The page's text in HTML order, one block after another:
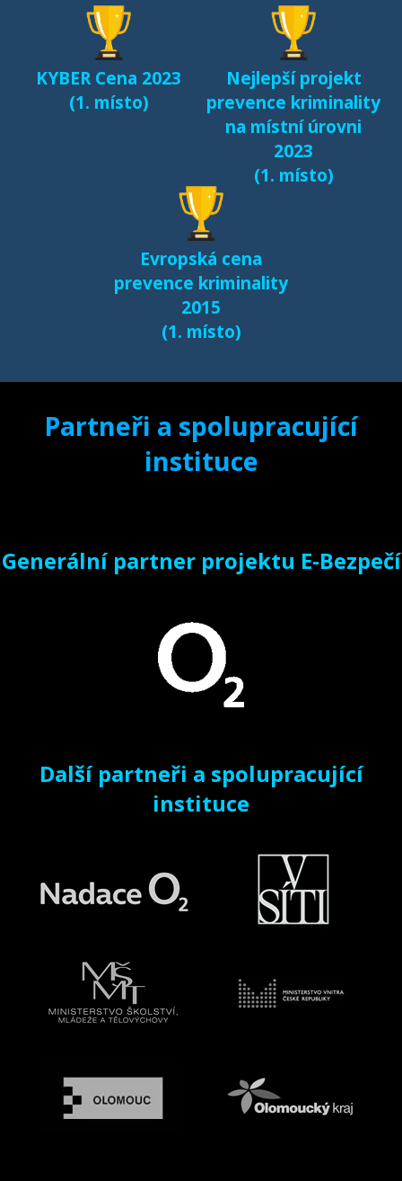
dětí v kyberprostoru
Fenomén Minecraft v
českém prostředí
Další výsledky jsou k
samostatné stránce
e-bezpeci.cz/vyzkum.
KYBER Cena 2023
(1. místo)
Nejlepší projekt
prevence kriminality
na místní úrovni
2023
(1. místo)
Evropská cena
prevence kriminality
2015
(1. místo)
Partneři a spolupracující
instituce
Generální partner projektu E-Bezpečí
Další partneři a spolupracující
instituce